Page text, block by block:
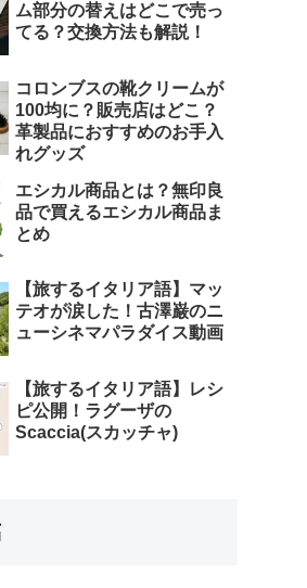
ム部分の替えはどこで売っ
てる？交換方法も解説！
コロンブスの靴クリームが
100均に？販売店はどこ？
革製品におすすめのお手入
れグッズ
エシカル商品とは？無印良
品で買えるエシカル商品ま
とめ
【旅するイタリア語】マッ
テオが涙した！古澤巌のニ
ューシネマパラダイス動画
【旅するイタリア語】レシ
ピ公開！ラグーザの
Scaccia(スカッチャ)